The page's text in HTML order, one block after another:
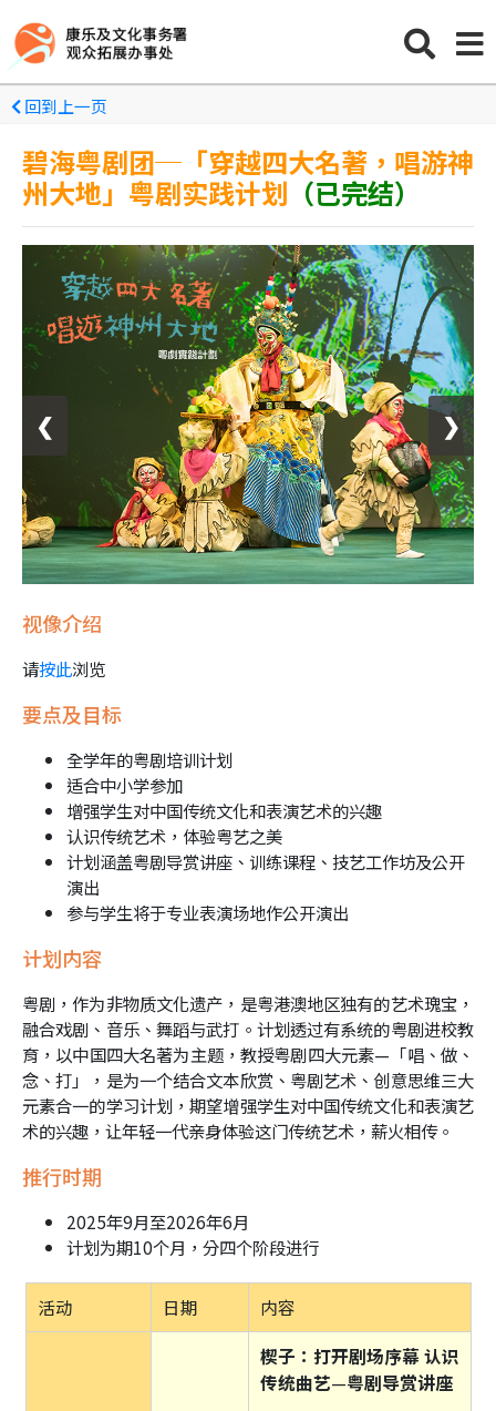
回到上一页
碧海粤剧团─「穿越四大名著，唱游神
州大地」粤剧实践计划 （已完结）
视像介绍
请按此浏览
要点及目标
全学年的粤剧培训计划
适合中小学参加
增强学生对中国传统文化和表演艺术的兴趣
认识传统艺术，体验粤艺之美
计划涵盖粤剧导赏讲座、训练课程、技艺工作坊及公开
演出
参与学生将于专业表演场地作公开演出
计划内容
粤剧，作为非物质文化遗产，是粤港澳地区独有的艺术瑰宝，
融合戏剧、音乐、舞蹈与武打。计划透过有系统的粤剧进校教
育，以中国四大名著为主题，教授粤剧四大元素—「唱、做、
念、打」，是为一个结合文本欣赏、粤剧艺术、创意思维三大
元素合一的学习计划，期望增强学生对中国传统文化和表演艺
术的兴趣，让年轻一代亲身体验这门传统艺术，薪火相传。
推行时期
2025年9月至2026年6月
计划为期10个月，分四个阶段进行
活动 日期 内容
楔子：打开剧场序幕 认识
传统曲艺—粤剧导赏讲座
❮ ❯